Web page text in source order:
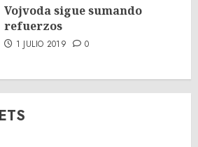
Vojvoda sigue sumando
refuerzos
1 JULIO 2019 0